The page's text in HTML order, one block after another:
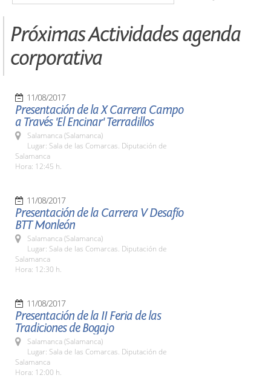
Próximas Actividades agenda
corporativa
11/08/2017
Presentación de la X Carrera Campo
a Través 'El Encinar' Terradillos
Salamanca (Salamanca)
Lugar: Sala de las Comarcas. Diputación de
Salamanca
Hora: 12:45 h.
11/08/2017
Presentación de la Carrera V Desafío
BTT Monleón
Salamanca (Salamanca)
Lugar: Sala de las Comarcas. Diputación de
Salamanca
Hora: 12:30 h.
11/08/2017
Presentación de la II Feria de las
Tradiciones de Bogajo
Salamanca (Salamanca)
Lugar: Sala de las Comarcas. Diputación de
Salamanca
Hora: 12:00 h.